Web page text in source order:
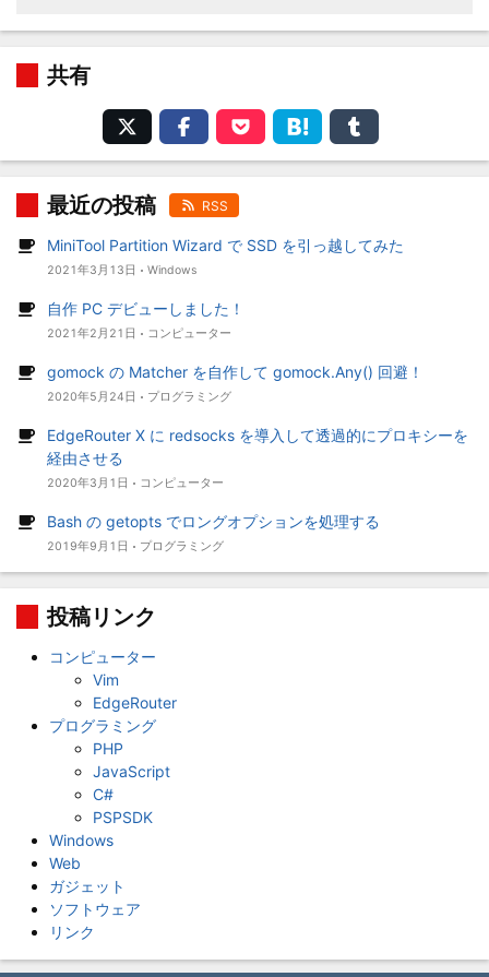
共有
最近の投稿 RSS
MiniTool Partition Wizard で SSD を引っ越してみた
2021年3月13日 Windows
自作 PC デビューしました！
2021年2月21日 コンピューター
gomock の Matcher を自作して gomock.Any() 回避！
2020年5月24日 プログラミング
EdgeRouter X に redsocks を導入して透過的にプロキシーを
経由させる
2020年3月1日 コンピューター
Bash の getopts でロングオプションを処理する
2019年9月1日 プログラミング
投稿リンク
コンピューター
Vim
EdgeRouter
プログラミング
PHP
JavaScript
C#
PSPSDK
Windows
Web
ガジェット
ソフトウェア
リンク